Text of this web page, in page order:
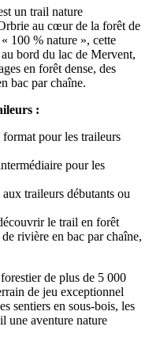
un trail nature
au cœur de la forêt de
100 % nature », cette
bord du lac de Mervent,
en forêt dense, des
bac par chaîne.
:
pour les traileurs
pour les
traileurs débutants ou
le trail en forêt
rivière en bac par chaîne,
de plus de 5 000
de jeu exceptionnel
sentiers en sous-bois, les
une aventure nature